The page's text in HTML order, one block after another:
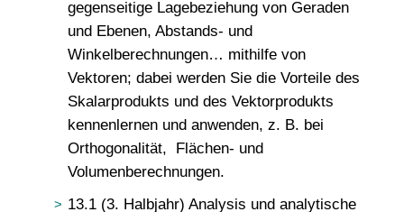
gegenseitige Lagebeziehung von Geraden
und Ebenen, Abstands- und
Winkelberechnungen… mithilfe von
Vektoren; dabei werden Sie die Vorteile des
Skalarprodukts und des Vektorprodukts
kennenlernen und anwenden, z. B. bei
Orthogonalität, Flächen- und
Volumenberechnungen.
13.1 (3. Halbjahr) Analysis und analytische